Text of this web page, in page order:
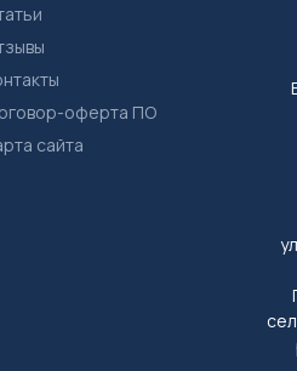
Договор-оферта ПО
сайта